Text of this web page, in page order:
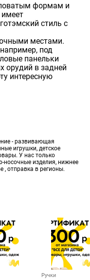
формам и
стиль с
местами.
под
панельки
орудий в задней
интересную
- развивающая
игрушки, детское
У нас только
носочные изделия, нижнее
, отправка в регионы.
Ручки